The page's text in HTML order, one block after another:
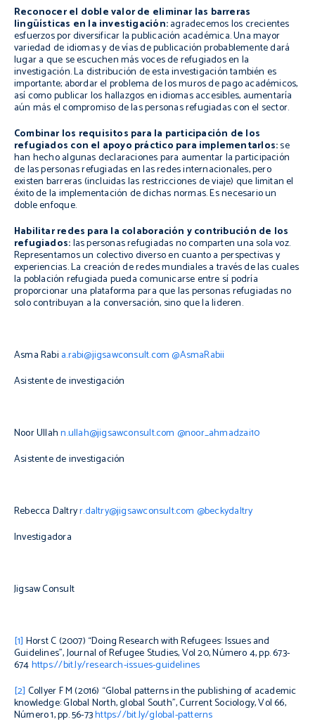
Reconocer el doble valor de eliminar las barreras
lingüísticas en la investigación:agradecemos los crecientes
esfuerzos por diversificar la publicación académica. Una mayor
variedad de idiomas y de vías de publicación probablemente dará
lugar a que se escuchen más voces de refugiados en la
investigación. La distribución de esta investigación también es
importante; abordar el problema de los muros de pago académicos,
así como publicar los hallazgos en idiomas accesibles, aumentaría
aún más el compromiso de las personas refugiadas con el sector.
Combinar los requisitos para la participación de los
refugiados con el apoyo práctico para implementarlos:se
han hecho algunas declaraciones para aumentar la participación
de las personas refugiadas en las redes internacionales, pero
existen barreras (incluidas las restricciones de viaje) que limitan el
éxito de la implementación de dichas normas. Es necesario un
doble enfoque.
Habilitar redes para la colaboración y contribución de los
refugiados:las personas refugiadas no comparten una sola voz.
Representamos un colectivo diverso en cuanto a perspectivas y
experiencias. La creación de redes mundiales a través de las cuales
la población refugiada pueda comunicarse entre sí podría
proporcionar una plataforma para que las personas refugiadas no
solo contribuyan a la conversación, sino que la lideren.
Asma Rabi a.rabi@jigsawconsult.com@AsmaRabii
Asistente de investigación
Noor Ullahn.ullah@jigsawconsult.com @noor_ahmadzai10
Asistente de investigación
Rebecca Daltryr.daltry@jigsawconsult.com @beckydaltry
Investigadora
Jigsaw Consult
[1] Horst C (2007) “Doing Research with Refugees: Issues and
Guidelines”,Journal of Refugee Studies, Vol 20, Número 4, pp. 673-
674https://bit.ly/research-issues-guidelines
[2] Collyer F M (2016) “Global patterns in the publishing of academic
knowledge: Global North, global South”,Current Sociology, Vol 66,
Número 1, pp. 56-73https://bit.ly/global-patterns